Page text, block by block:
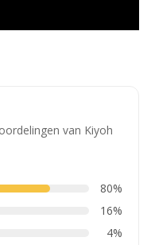
van Kiyoh
80%
16%
4%